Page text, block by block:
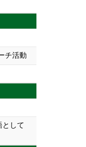
チ活動
して